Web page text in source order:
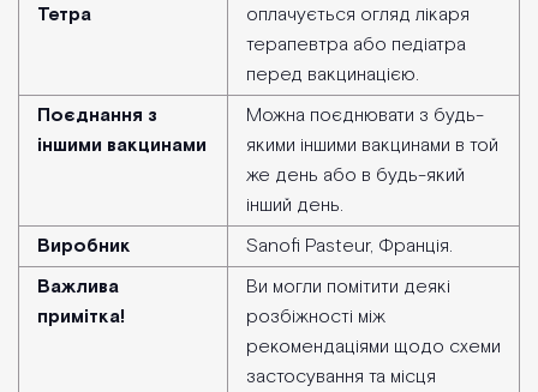
Тетра
оплачується огляд лікаря
терапевтра або педіатра
перед вакцинацією.
Поєднання з
іншими вакцинами
Можна поєднювати з будь-
якими іншими вакцинами в той
же день або в будь-який
інший день.
Виробник
Sanofi Pasteur, Франція.
Важлива
примітка!
Ви могли помітити деякі
розбіжності між
рекомендаціями щодо схеми
застосування та місця